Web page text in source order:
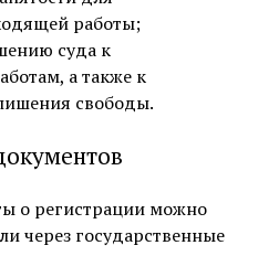
работы;
суда к
а также к
свободы.
о регистрации можно
через государственные